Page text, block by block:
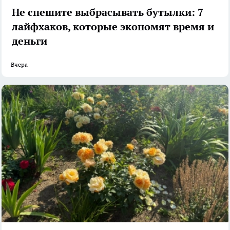
Не спешите выбрасывать бутылки: 7
лайфхаков, которые экономят время и
деньги
Вчера